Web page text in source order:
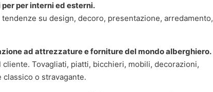
per per interni ed esterni.
su design, decoro, presentazione, arredamento,
ad attrezzature e forniture del mondo alberghiero.
Tovagliati, piatti, bicchieri, mobili, decorazioni,
o stravagante.